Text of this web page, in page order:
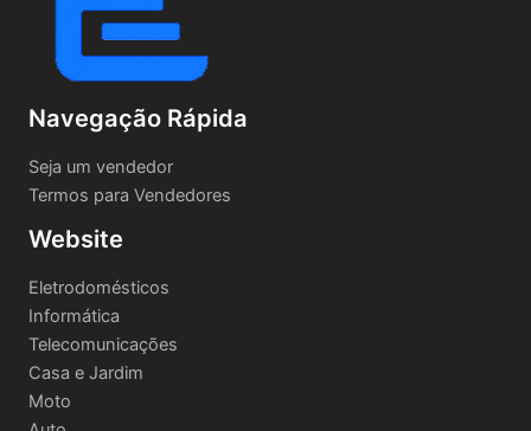
Navegação Rápida
Seja um vendedor
Termos para Vendedores
Website
Eletrodomésticos
Informática
Telecomunicações
Casa e Jardim
Moto